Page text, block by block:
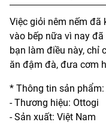
Việc giỏi nêm nếm đã
vào bếp nữa vì nay
bạn làm điều này, chỉ
ăn đậm đà, đưa cơm
* Thông tin sản phẩm:
- Thương hiệu: Ottogi
- Sản xuất: Việt Nam